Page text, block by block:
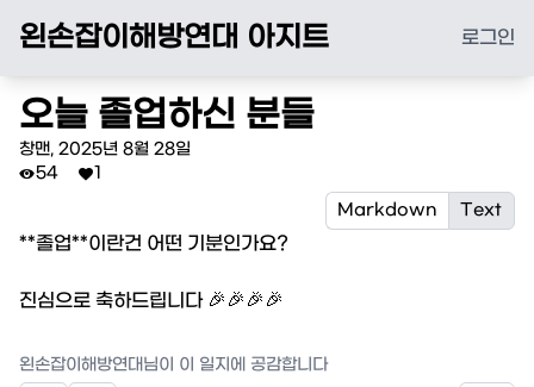
왼손잡이해방연대 아지트 로그인
오늘 졸업하신 분들
창맨, 2025년 8월 28일
54 1
Markdown
Text
**졸업**이란건 어떤 기분인가요?
진심으로 축하드립니다 🎉🎉🎉🎉
왼손잡이해방연대님이 이 일지에 공감합니다